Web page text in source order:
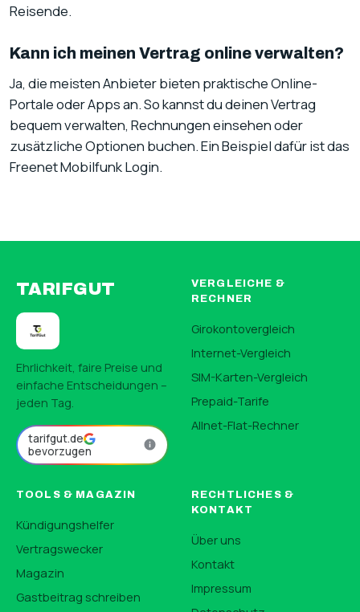
Reisende.
Kann ich meinen Vertrag online verwalten?
Ja, die meisten Anbieter bieten praktische Online-
Portale oder Apps an. So kannst du deinen Vertrag
bequem verwalten, Rechnungen einsehen oder
zusätzliche Optionen buchen. Ein Beispiel dafür ist das
Freenet Mobilfunk Login.
TARIFGUT
Ehrlichkeit, faire Preise und
einfache Entscheidungen –
jeden Tag.
tarifgut.de
bevorzugen
VERGLEICHE &
RECHNER
Girokontovergleich
Internet-Vergleich
SIM-Karten-Vergleich
Prepaid-Tarife
Allnet-Flat-Rechner
TOOLS & MAGAZIN
Kündigungshelfer
Vertragswecker
Magazin
Gastbeitrag schreiben
RECHTLICHES &
KONTAKT
Über uns
Kontakt
Impressum